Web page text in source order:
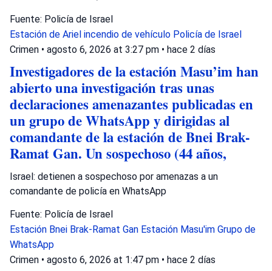
Fuente: Policía de Israel
Estación de Ariel incendio de vehículo Policía de Israel
Crimen • agosto 6, 2026 at 3:27 pm • hace 2 días
Investigadores de la estación Masu’im han
abierto una investigación tras unas
declaraciones amenazantes publicadas en
un grupo de WhatsApp y dirigidas al
comandante de la estación de Bnei Brak-
Ramat Gan. Un sospechoso (44 años,
Israel: detienen a sospechoso por amenazas a un
comandante de policía en WhatsApp
Fuente: Policía de Israel
Estación Bnei Brak-Ramat Gan Estación Masu'im Grupo de
WhatsApp
Crimen • agosto 6, 2026 at 1:47 pm • hace 2 días